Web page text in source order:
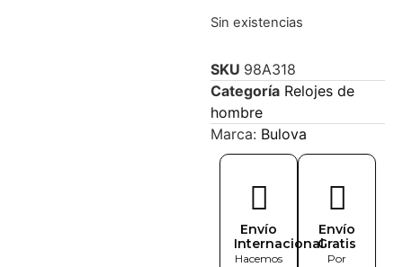
Sin existencias
SKU 98A318
Categoría Relojes de
hombre
Marca: Bulova
Envío
Internacional
Hacemos
Envío
Gratis
Por